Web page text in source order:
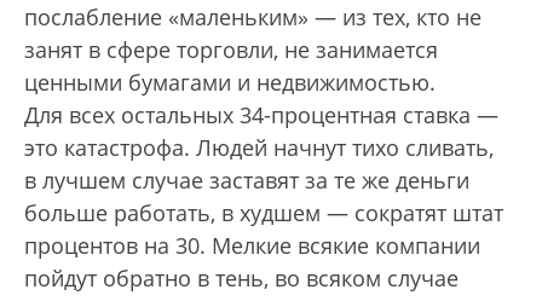
послабление «маленьким» — из тех, кто не
занят в сфере торговли, не занимается
ценными бумагами и недвижимостью.
Для всех остальных 34-процентная ставка —
это катастрофа. Людей начнут тихо сливать,
в лучшем случае заставят за те же деньги
больше работать, в худшем — сократят штат
процентов на 30. Мелкие всякие компании
пойдут обратно в тень, во всяком случае